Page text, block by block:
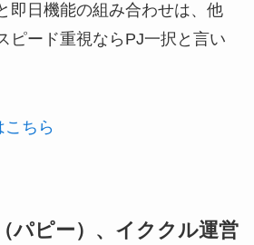
即日機能の組み合わせは、他
ピード重視ならPJ一択と言い
ちら
パピー）、イククル運営